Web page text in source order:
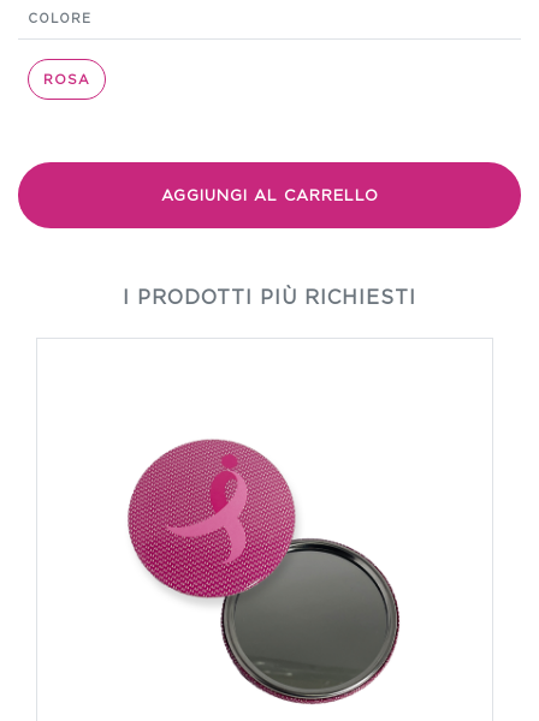
COLORE
ROSA
AGGIUNGI AL CARRELLO
I PRODOTTI PIÙ RICHIESTI